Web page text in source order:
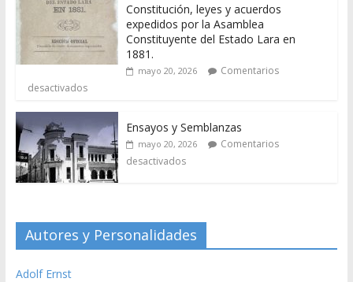
Constitución, leyes y acuerdos
expedidos por la Asamblea
Constituyente del Estado Lara en
1881.
mayo 20, 2026
Comentarios
desactivados
Ensayos y Semblanzas
mayo 20, 2026
Comentarios
desactivados
Autores y Personalidades
Adolf Ernst